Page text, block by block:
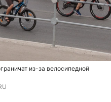
из-за велосипедной